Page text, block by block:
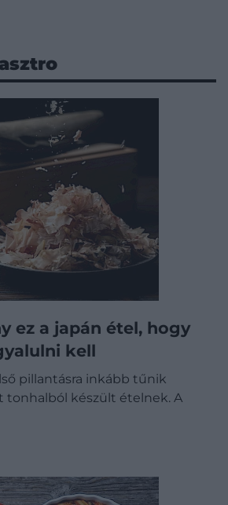
ez a japán étel, hogy
kell
pillantásra inkább tűnik
tonhalból készült ételnek. A